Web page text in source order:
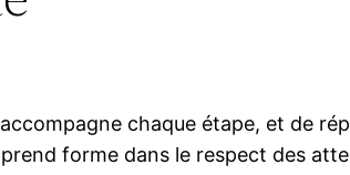
chaque étape, et de
forme dans le respect des